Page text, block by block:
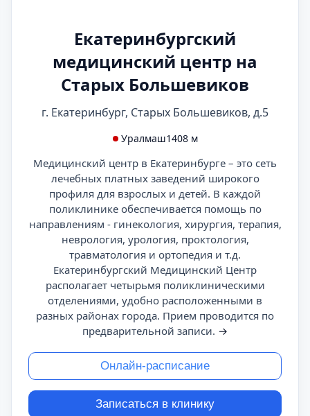
Екатеринбургский
медицинский центр на
Старых Большевиков
г. Екатеринбург, Старых Большевиков, д.5
Уралмаш1408 м
Медицинский центр в Екатеринбурге – это сеть
лечебных платных заведений широкого
профиля для взрослых и детей. В каждой
поликлинике обеспечивается помощь по
направлениям - гинекология, хирургия, терапия,
неврология, урология, проктология,
травматология и ортопедия и т.д.
Екатеринбургский Медицинский Центр
располагает четырьмя поликлиническими
отделениями, удобно расположенными в
разных районах города. Прием проводится по
предварительной записи. →
Онлайн-расписание
Записаться в клинику